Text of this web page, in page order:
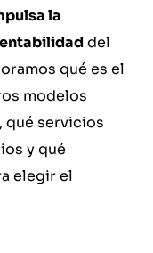
la
del
qué es el
modelos
qué servicios
y qué
elegir el